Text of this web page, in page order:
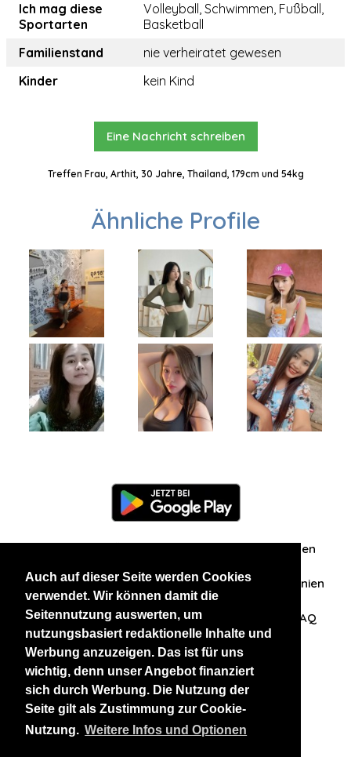
Auch auf dieser Seite werden Cookies
verwendet. Wir können damit die
Seitennutzung auswerten, um
nutzungsbasiert redaktionelle Inhalte und
Werbung anzuzeigen. Das ist für uns
wichtig, denn unser Angebot finanziert
sich durch Werbung. Die Nutzung der
Seite gilt als Zustimmung zur Cookie-
Nutzung. Weitere Infos und Optionen
Ich mag diese
Sportarten
Volleyball, Schwimmen, Fußball,
Basketball
Familienstand
nie verheiratet gewesen
Kinder
kein Kind
Eine Nachricht schreiben
Treffen Frau, Arthit, 30 Jahre, Thailand, 179cm und 54kg
Ähnliche Profile
Zuschriften/Erfahrungen
Datenschutzerklärung AGB Datenschutzrichtlinien
Nehmen Sie Kontakt mit uns auf FAQ
Unsere anderen Websites
BlackAndBeauties RussianKisses